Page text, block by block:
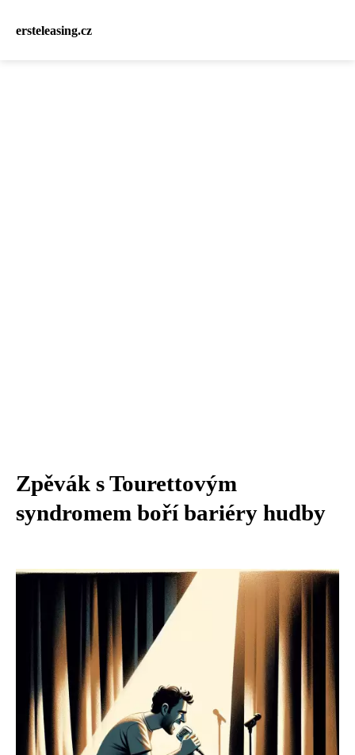
ersteleasing.cz
Zpěvák s Tourettovým
syndromem boří bariéry hudby